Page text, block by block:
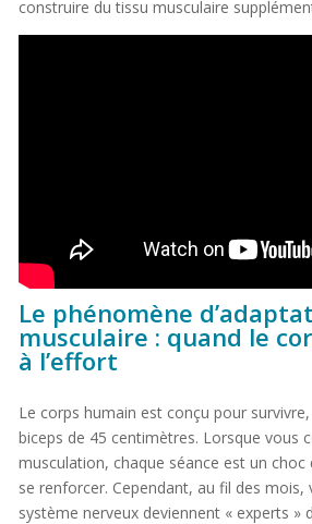
construire du tissu musculaire
Le phénomène
musculaire : quand le
à l’effort
Le corps humain est conçu pour
biceps de 45 centimètres. Lorsque vous
musculation, chaque séance est un choc
se renforcer. Cependant, au fil des
système nerveux deviennent « experts »